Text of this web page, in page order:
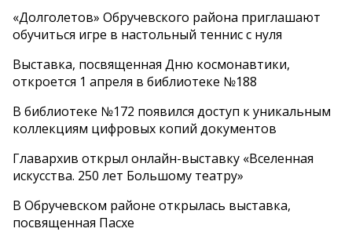
«Долголетов» Обручевского района приглашают
обучиться игре в настольный теннис с нуля
Выставка, посвященная Дню космонавтики,
откроется 1 апреля в библиотеке №188
В библиотеке №172 появился доступ к уникальным
коллекциям цифровых копий документов
Главархив открыл онлайн-выставку «Вселенная
искусства. 250 лет Большому театру»
В Обручевском районе открылась выставка,
посвященная Пасхе